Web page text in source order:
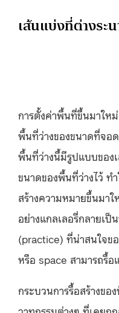
เส้นแบ่งที่ต่างระ
การตั้งค่าพื้นที่ขึ้นมาให
พื้นที่ว่างของขนาดที่จอ
พื้นที่ว่างนี้มีรูปแบบของ
ขนาดของพื้นที่ว่างไว้ ทำ
สร้างความหมายขึ้นมา
อย่างแกลเลอรี่กลายเ
(practice) ที่น่าสนใจข
หรือ space สามารถรื้อ
กระบวนการรื้อสร้างขอ